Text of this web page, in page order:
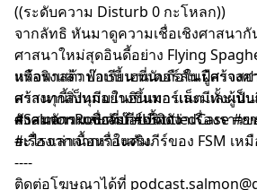
((ระดับความ Disturb 0 กะโหลก))
จากลัทธิ หันมาดูความเชื่อเชิงศาสนา
ศาสนาใหม่สุดอินดี้อย่าง Flying
หรือพาสต้าฟาเรียน ที่นับถือในปีศาจสป
สร้างทุกสิ่งทุกอย่างขึ้นมา และมีทั้งผู้นั
ศาสนจักร และคัมภีร์จริงจัง
แท้จริงแล้ว บ๊อบบี้ เฮนเดอร์สัน ผู้สร้าง
ศาสนานี้เป็นมีมในอินเทอร์เน็ต และเป็
สังคมความเชื่อที่บ๊อบบี้คิดว่าเรื่องราว
อะไรจากเนื้อหาในคัมภีร์ของ FSM เห
#SalmonPodcast #UntitledCase #
#เรื่องเล่าจากเรื่องจริง
----
ติดต่อโฆษณาได้ที่